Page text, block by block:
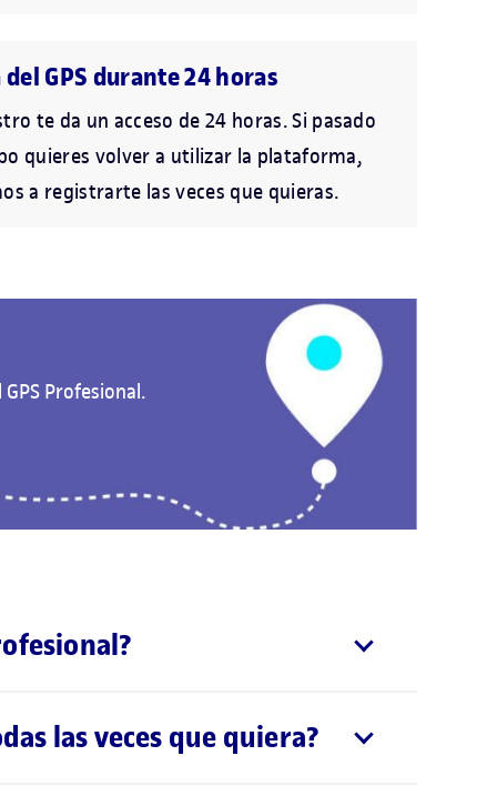
GPS durante 24 horas
te da un acceso de 24 horas. Si pasado
quieres volver a utilizar la plataforma,
a registrarte las veces que quieras.
Profesional.
las veces que quiera?